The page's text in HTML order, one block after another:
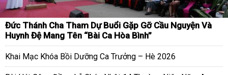
Đức Thánh Cha Tham Dự Buổi Gặp Gỡ Cầu Nguyện Và
Huynh Đệ Mang Tên “Bài Ca Hòa Bình”
Khai Mạc Khóa Bồi Dưỡng Ca Trưởng – Hè 2026